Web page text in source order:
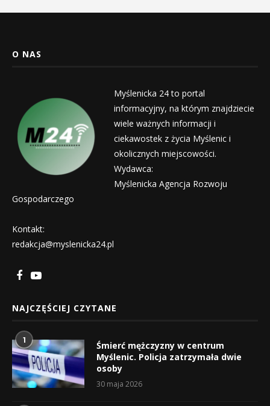
O NAS
Myślenicka 24 to portal
informacyjny, na którym znajdziecie
wiele ważnych informacji i
ciekawostek z życia Myślenic i
okolicznych miejscowości.
Wydawca:
Myślenicka Agencja Rozwoju
Gospodarczego
Kontakt:
redakcja@myslenicka24.pl
NAJCZĘŚCIEJ CZYTANE
1
Śmierć mężczyzny w centrum
Myślenic. Policja zatrzymała dwie
osoby
30 maja 2026